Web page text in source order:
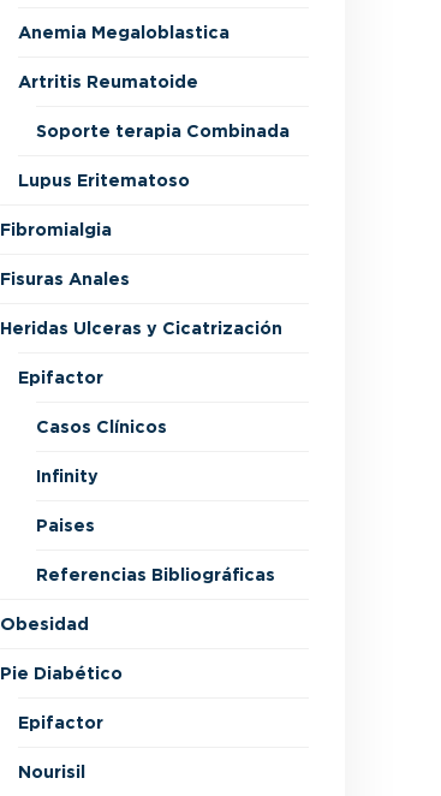
Anemia Megaloblastica
Artritis Reumatoide
Soporte terapia Combinada
Lupus Eritematoso
Fibromialgia
Fisuras Anales
Heridas Ulceras y Cicatrización
Epifactor
Casos Clínicos
Infinity
Paises
Referencias Bibliográficas
Obesidad
Pie Diabético
Epifactor
Nourisil